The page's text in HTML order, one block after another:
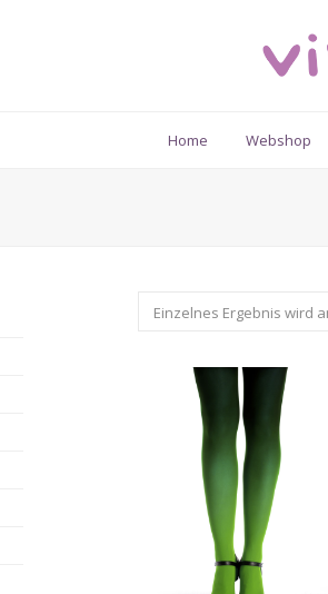
Home Webshop
Einzelnes Ergebnis wird